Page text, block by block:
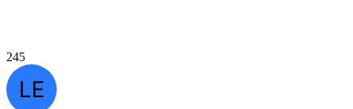
245